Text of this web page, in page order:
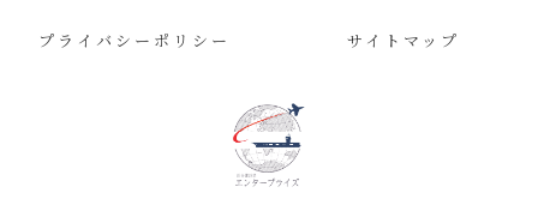
プライバシーポリシー サイトマップ